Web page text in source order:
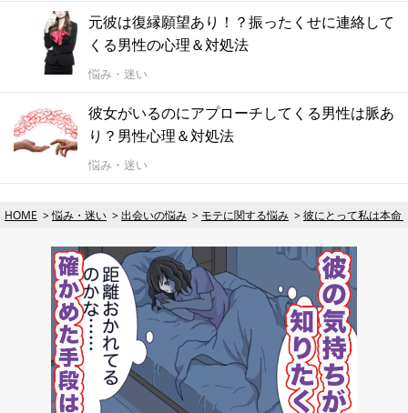
元彼は復縁願望あり！？振ったくせに連絡して
くる男性の心理＆対処法
悩み・迷い
彼女がいるのにアプローチしてくる男性は脈あ
り？男性心理＆対処法
悩み・迷い
HOME 悩み・迷い 出会いの悩み モテに関する悩み 彼にとって私は本命